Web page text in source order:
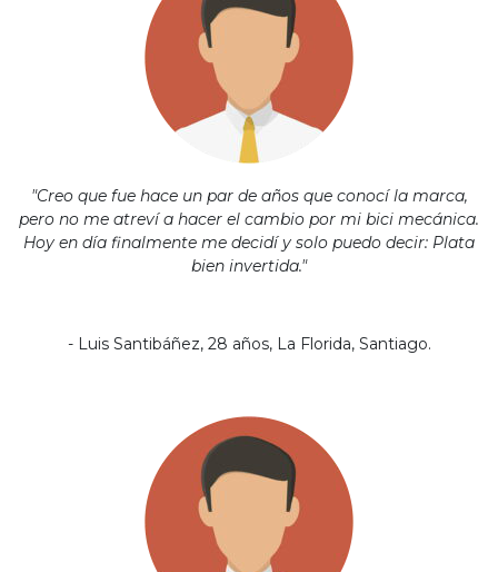
"Creo que fue hace un par de años que conocí la marca,
pero no me atreví a hacer el cambio por mi bici mecánica.
Hoy en día finalmente me decidí y solo puedo decir: Plata
bien invertida."
- Luis Santibáñez, 28 años, La Florida, Santiago.